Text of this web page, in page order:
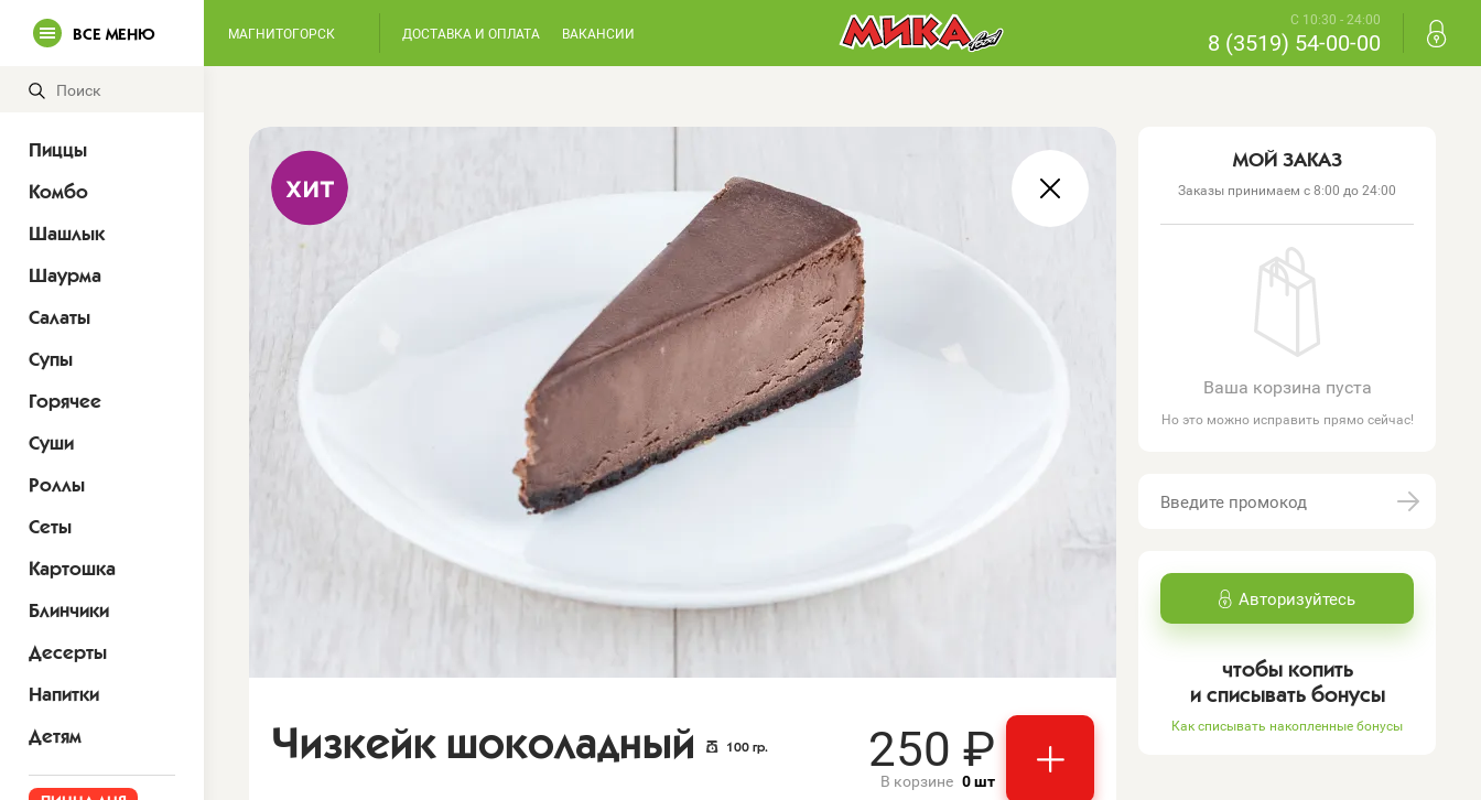
Пиццы
Комбо
Шашлык
Шаурма
Салаты
Супы
Горячее
Суши
Роллы
Сеты
Картошка
Блинчики
Десерты
Напитки
Детям
ВСЕ МЕНЮ МАГНИТОГОРСК ДОСТАВКА И ОПЛАТА ВАКАНСИИ
С 10:30 - 24:00
8 (3519) 54-00-00
Чизкейк шоколадный 100гр. 250 ₽
В корзине 0шт
МОЙ ЗАКАЗ
Заказы принимаем с 8:00 до 24:00
Ваша корзина пуста
Но это можно исправить прямо сейчас!
Авторизуйтесь
чтобы копить
и списывать бонусы
Как списывать накопленные бонусы